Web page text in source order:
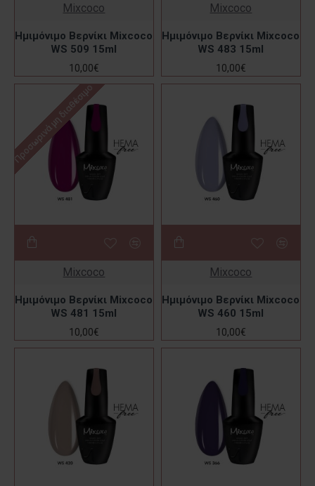
Mixcoco
Ημιμόνιμο Βερνίκι Mixcoco
WS 509 15ml
10,00€
Mixcoco
Ημιμόνιμο Βερνίκι Mixcoco
WS 483 15ml
10,00€
Προσωρινά μη διαθέσιμο
Mixcoco
Ημιμόνιμο Βερνίκι Mixcoco
WS 481 15ml
10,00€
Mixcoco
Ημιμόνιμο Βερνίκι Mixcoco
WS 460 15ml
10,00€